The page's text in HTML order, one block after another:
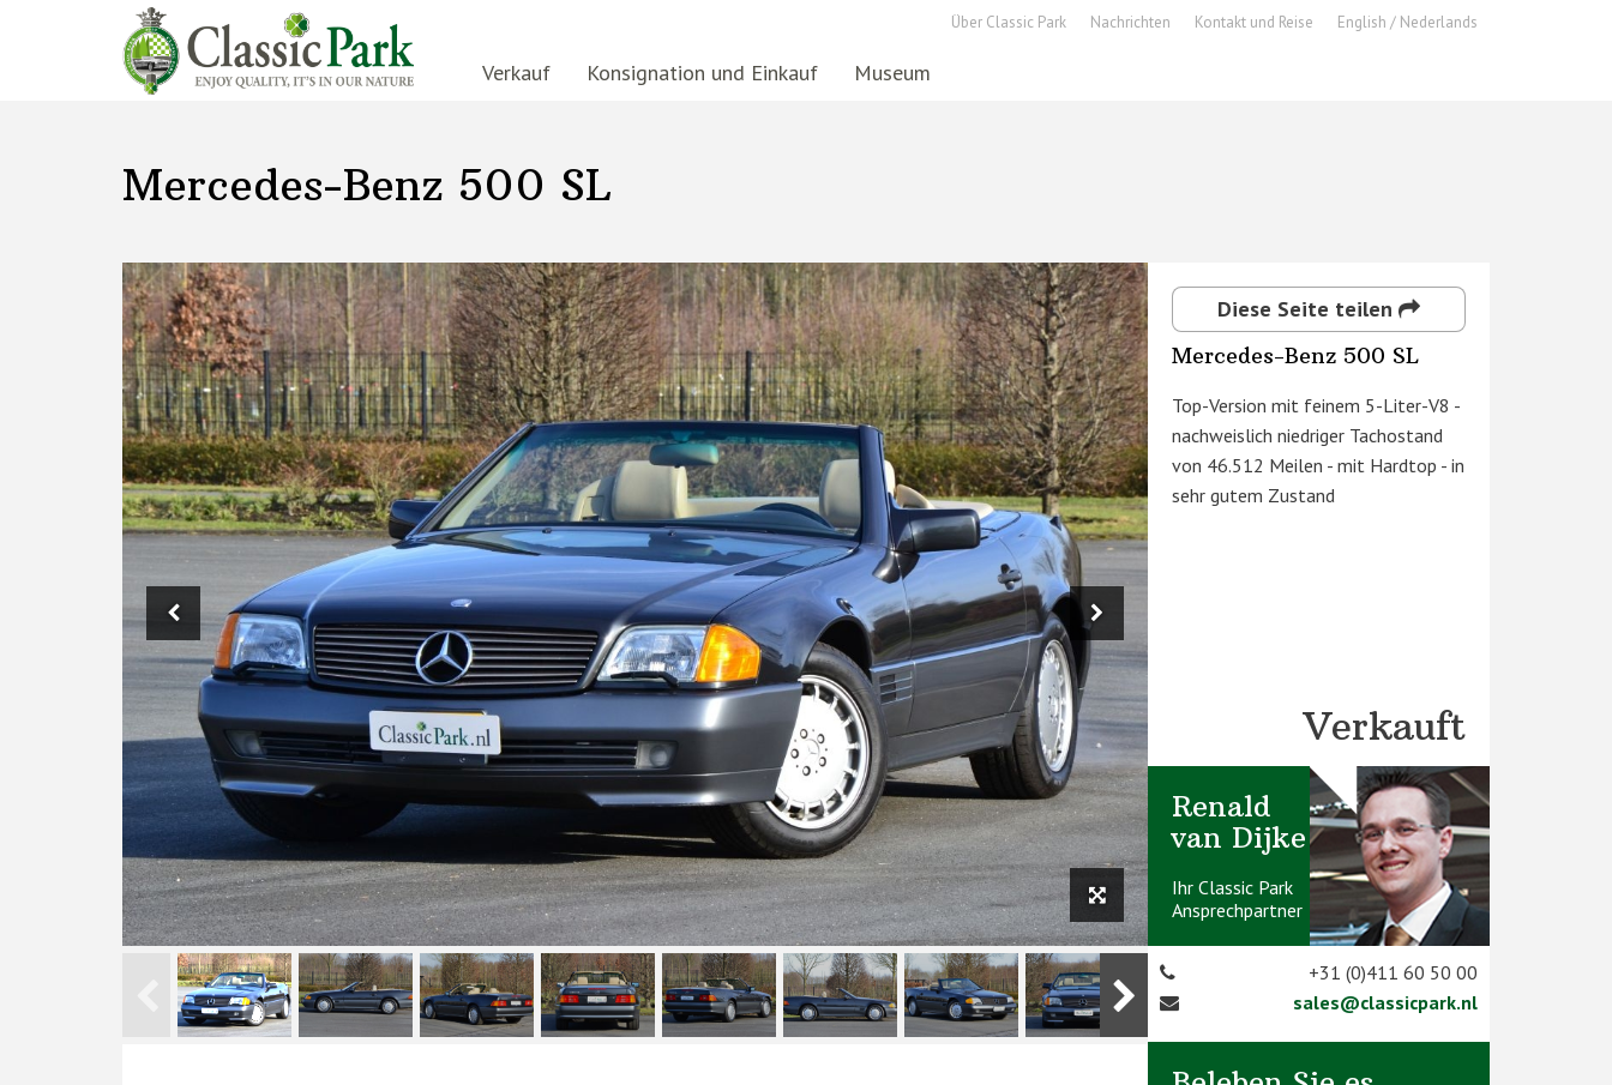
Verkauf Konsignation und Einkauf Museum
Über Classic Park Nachrichten Kontakt und Reise English / Nederlands
Mercedes-Benz 500 SL
Diese Seite teilen
Mercedes-Benz 500 SL
Top-Version mit feinem 5-Liter-V8 -
nachweislich niedriger Tachostand
von 46.512 Meilen - mit Hardtop - in
sehr gutem Zustand
Verkauft
Renald
van Dijke
Ihr Classic Park
Ansprechpartner
+31 (0)411 60 50 00
sales@classicpark.nl